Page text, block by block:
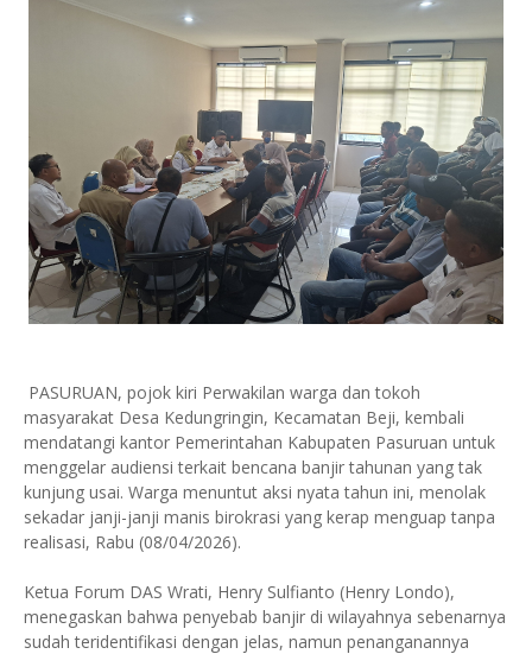
PASURUAN, pojok kiri Perwakilan warga dan tokoh
masyarakat Desa Kedungringin, Kecamatan Beji, kembali
mendatangi kantor Pemerintahan Kabupaten Pasuruan untuk
menggelar audiensi terkait bencana banjir tahunan yang tak
kunjung usai. Warga menuntut aksi nyata tahun ini, menolak
sekadar janji-janji manis birokrasi yang kerap menguap tanpa
realisasi, Rabu (08/04/2026).
Ketua Forum DAS Wrati, Henry Sulfianto (Henry Londo),
menegaskan bahwa penyebab banjir di wilayahnya sebenarnya
sudah teridentifikasi dengan jelas, namun penanganannya